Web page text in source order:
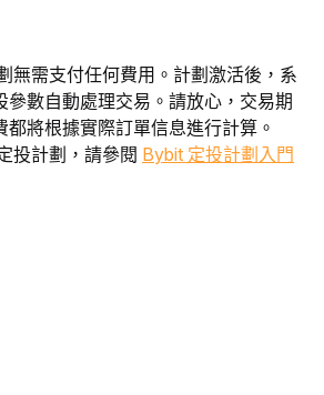
無需支付任何費用。計劃激活後，系
參數自動處理交易。請放心，交易期
都將根據實際訂單信息進行計算。
投計劃，請參閱 Bybit 定投計劃入門